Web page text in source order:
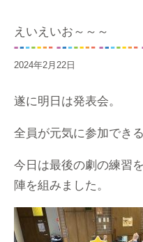
えいえいお～～～
2024年2月22日
遂に明日は発表会。
全員が元気に参加でき
今日は最後の劇の練習
陣を組みました。